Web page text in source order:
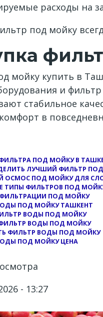
расходы на
под мойку
мойку купить в
и
стабильное
в
ПОД МОЙКУ В
ЛУЧШИЙ ФИЛЬТР
ОСМОС ПОД МОЙКУ ДЛЯ
ТИПЫ ФИЛЬТРОВ ПОД
ПОД МОЙКУ
ПОД МОЙКУ ТАШКЕНТ
ВОДЫ ПОД МОЙКУ
ВОДЫ ПОД МОЙКУ
ФИЛЬТР ВОДЫ ПОД МОЙКУ
ПОД МОЙКУ ЦЕНА
- 13:27